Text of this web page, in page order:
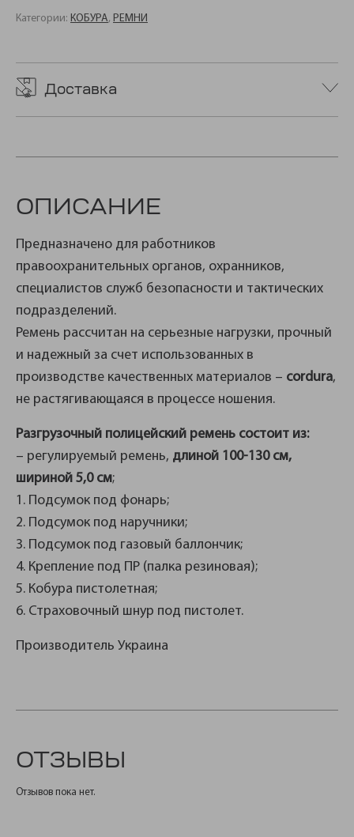
Категории: КОБУРА, РЕМНИ
Доставка
ОПИСАНИЕ
Предназначено для работников
правоохранительных органов, охранников,
специалистов служб безопасности и тактических
подразделений.
Ремень рассчитан на серьезные нагрузки, прочный
и надежный за счет использованных в
производстве качественных материалов – cordura,
не растягивающаяся в процессе ношения.
Разгрузочный полицейский ремень состоит из:
– регулируемый ремень, длиной 100-130 см,
шириной 5,0 см;
1. Подсумок под фонарь;
2. Подсумок под наручники;
3. Подсумок под газовый баллончик;
4. Крепление под ПР (палка резиновая);
5. Кобура пистолетная;
6. Страховочный шнур под пистолет.
Производитель Украина
ОТЗЫВЫ
Отзывов пока нет.